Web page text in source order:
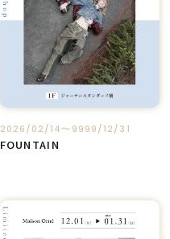
2026/02/14〜9999/12/31
FOUNTAIN